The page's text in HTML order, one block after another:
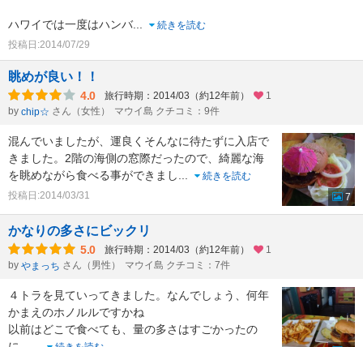
ハワイでは一度はハンバ...
続きを読む
投稿日:2014/07/29
眺めが良い！！
4.0 旅行時期：2014/03（約12年前）
1
by chip☆ さん（女性） マウイ島 クチコミ：9件
混んでいましたが、運良くそんなに待たずに入店で
きました。2階の海側の窓際だったので、綺麗な海
を眺めながら食べる事ができまし...
続きを読む
投稿日:2014/03/31
7
かなりの多さにビックリ
5.0 旅行時期：2014/03（約12年前）
1
by やまっち さん（男性） マウイ島 クチコミ：7件
４トラを見ていってきました。なんでしょう、何年
かまえのホノルルですかね
以前はどこで食べても、量の多さはすごかったの